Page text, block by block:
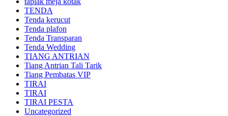
TENDA
Tenda kerucut
Tenda plafon
Tenda Transparan
Tenda Wedding
TIANG ANTRIAN
Tiang Antrian Tali Tarik
Tiang Pembatas VIP
TIRAI
TIRAI
TIRAI PESTA
Uncategorized